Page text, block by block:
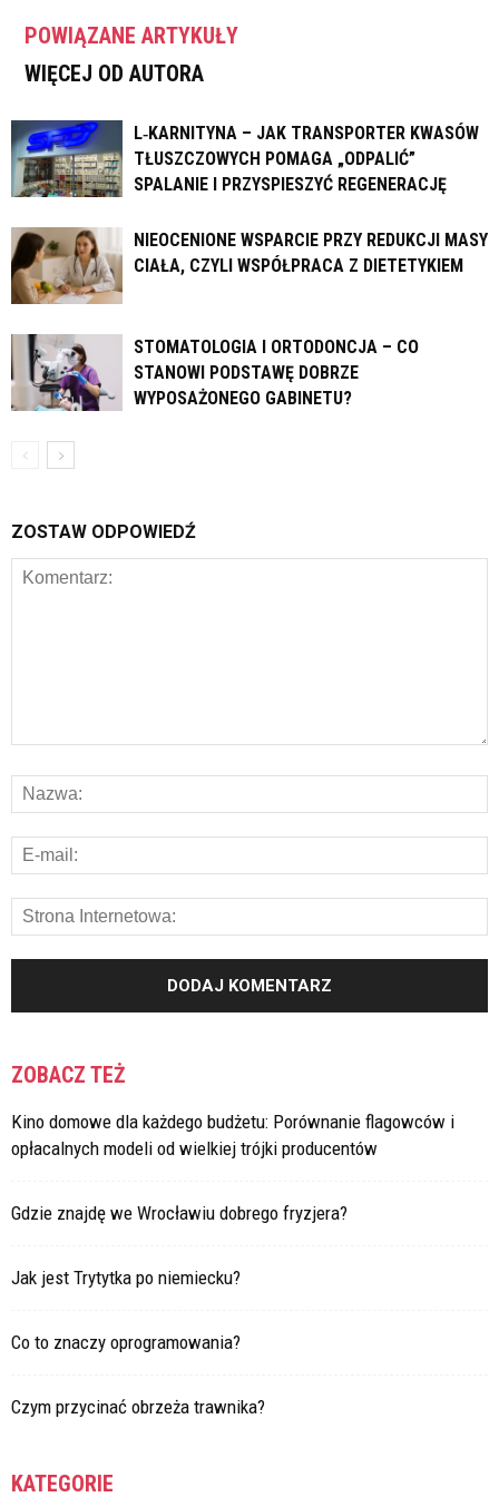
POWIĄZANE ARTYKUŁY
WIĘCEJ OD AUTORA
L‑KARNITYNA – JAK TRANSPORTER KWASÓW
TŁUSZCZOWYCH POMAGA „ODPALIĆ”
SPALANIE I PRZYSPIESZYĆ REGENERACJĘ
NIEOCENIONE WSPARCIE PRZY REDUKCJI MASY
CIAŁA, CZYLI WSPÓŁPRACA Z DIETETYKIEM
STOMATOLOGIA I ORTODONCJA – CO
STANOWI PODSTAWĘ DOBRZE
WYPOSAŻONEGO GABINETU?
ZOSTAW ODPOWIEDŹ
ZOBACZ TEŻ
Kino domowe dla każdego budżetu: Porównanie flagowców i
opłacalnych modeli od wielkiej trójki producentów
Gdzie znajdę we Wrocławiu dobrego fryzjera?
Jak jest Trytytka po niemiecku?
Co to znaczy oprogramowania?
Czym przycinać obrzeża trawnika?
KATEGORIE